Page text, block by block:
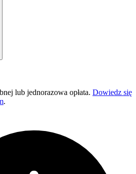
lub jednorazowa opłata. Dowiedz się
.